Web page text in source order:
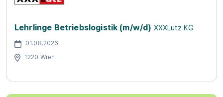
Lehrlinge Betriebslogistik (m/w/d) XXXLutz KG
01.08.2026
1220 Wien